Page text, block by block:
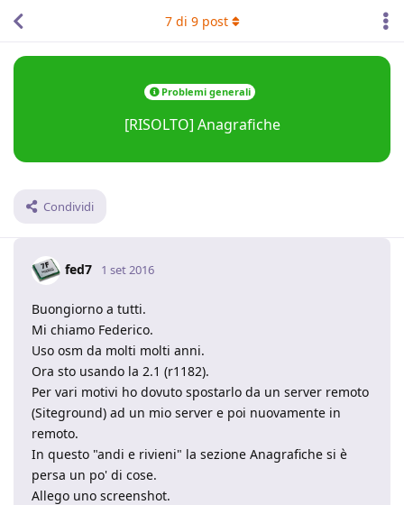
Problemi generali
[RISOLTO] Anagrafiche
Condividi
7di 9post
fed7 1 set 2016
Buongiorno a tutti.
Mi chiamo Federico.
Uso osm da molti molti anni.
Ora sto usando la 2.1 (r1182).
Per vari motivi ho dovuto spostarlo da un server remoto
(Siteground) ad un mio server e poi nuovamente in
remoto.
In questo "andi e rivieni" la sezione Anagrafiche si è
persa un po' di cose.
Allego uno screenshot.